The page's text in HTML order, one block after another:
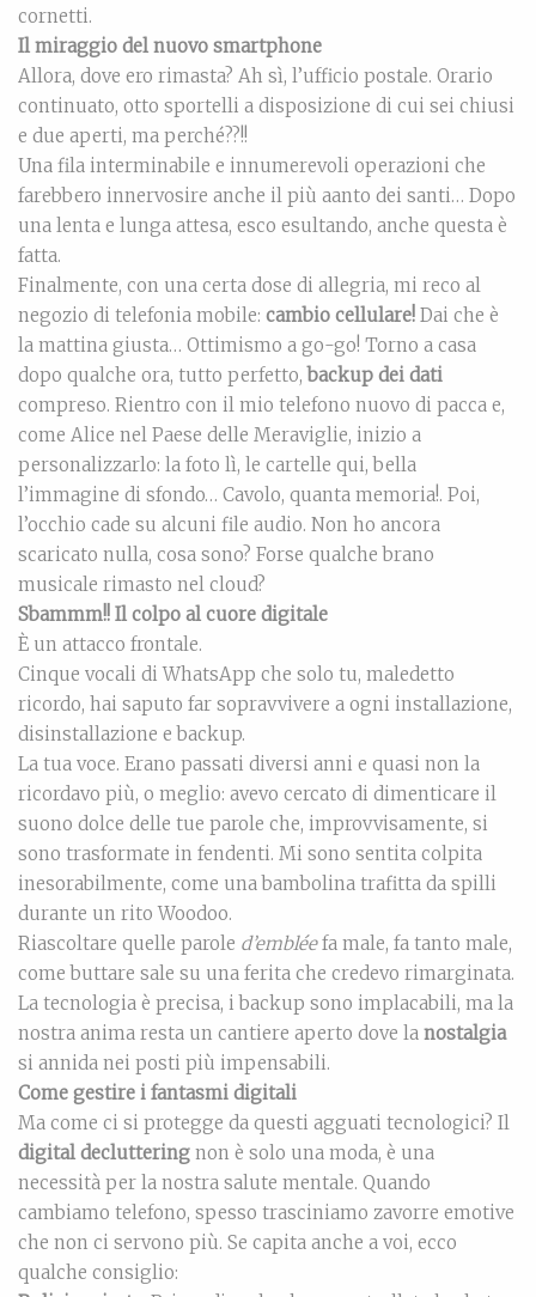
cornetti.
Il miraggio del nuovo smartphone
Allora, dove ero rimasta? Ah sì, l’ufficio postale. Orario
continuato, otto sportelli a disposizione di cui sei chiusi
e due aperti, ma perché??!!
Una fila interminabile e innumerevoli operazioni che
farebbero innervosire anche il più aanto dei santi… Dopo
una lenta e lunga attesa, esco esultando, anche questa è
fatta.
Finalmente, con una certa dose di allegria, mi reco al
negozio di telefonia mobile: cambio cellulare! Dai che è
la mattina giusta… Ottimismo a go-go! Torno a casa
dopo qualche ora, tutto perfetto, backup dei dati
compreso. Rientro con il mio telefono nuovo di pacca e,
come Alice nel Paese delle Meraviglie, inizio a
personalizzarlo: la foto lì, le cartelle qui, bella
l’immagine di sfondo… Cavolo, quanta memoria!. Poi,
l’occhio cade su alcuni file audio. Non ho ancora
scaricato nulla, cosa sono? Forse qualche brano
musicale rimasto nel cloud?
Sbammm!! Il colpo al cuore digitale
È un attacco frontale.
Cinque vocali di WhatsApp che solo tu, maledetto
ricordo, hai saputo far sopravvivere a ogni installazione,
disinstallazione e backup.
La tua voce. Erano passati diversi anni e quasi non la
ricordavo più, o meglio: avevo cercato di dimenticare il
suono dolce delle tue parole che, improvvisamente, si
sono trasformate in fendenti. Mi sono sentita colpita
inesorabilmente, come una bambolina trafitta da spilli
durante un rito Woodoo.
Riascoltare quelle parole d’embléefa male, fa tanto male,
come buttare sale su una ferita che credevo rimarginata.
La tecnologia è precisa, i backup sono implacabili, ma la
nostra anima resta un cantiere aperto dove la nostalgia
si annida nei posti più impensabili.
Come gestire i fantasmi digitali
Ma come ci si protegge da questi agguati tecnologici? Il
digital decluttering non è solo una moda, è una
necessità per la nostra salute mentale. Quando
cambiamo telefono, spesso trasciniamo zavorre emotive
che non ci servono più. Se capita anche a voi, ecco
qualche consiglio: